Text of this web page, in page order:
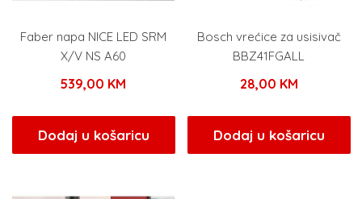
Faber napa NICE LED SRM
X/V NS A60
539,00 KM
Dodaj u košaricu
Bosch vrećice za usisivač
BBZ41FGALL
28,00 KM
Dodaj u košaricu